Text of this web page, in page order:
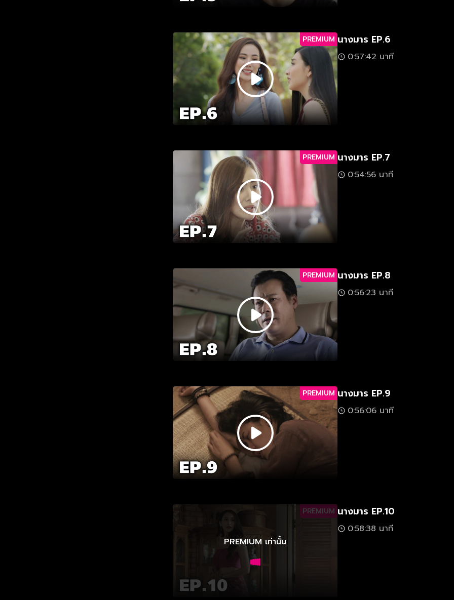
PREMIUM นางมาร EP.6
0:57:42 นาที
PREMIUM นางมาร EP.7
0:54:56 นาที
PREMIUM นางมาร EP.8
0:56:23 นาที
PREMIUM นางมาร EP.9
0:56:06 นาที
PREMIUM
PREMIUM เท่านั้น
นางมาร EP.10
0:58:38 นาที